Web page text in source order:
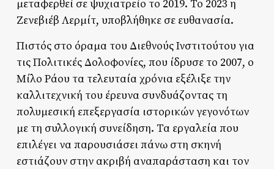
μεταφερθεί σε ψυχιατρείο το 2019. Το 2023 η
Ζενεβιέβ Λερμίτ, υποβλήθηκε σε ευθανασία.
Πιστός στο όραμα του Διεθνούς Ινστιτούτου για
τις Πολιτικές Δολοφονίες, που ίδρυσε το 2007, ο
Μίλο Ράου τα τελευταία χρόνια εξέλιξε την
καλλιτεχνική του έρευνα συνδυάζοντας τη
πολυμεσική επεξεργασία ιστορικών γεγονότων
με τη συλλογική συνείδηση. Τα εργαλεία που
επιλέγει να παρουσιάσει πάνω στη σκηνή
εστιάζουν στην ακριβή αναπαράσταση και τον